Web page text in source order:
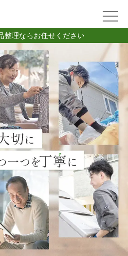
整理ならお任せください
紹介！
ご紹介！